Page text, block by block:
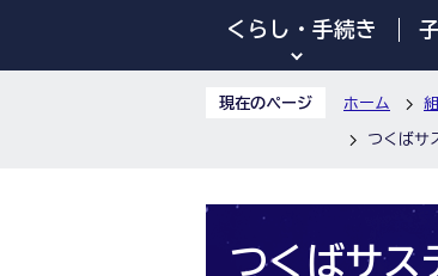
くらし・手続き
現在のページ ホーム
つくばサ
つくばサス